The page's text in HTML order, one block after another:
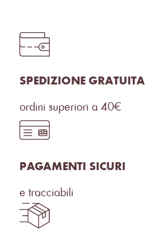
SPEDIZIONE GRATUITA
ordini superiori a 40€
PAGAMENTI SICURI
e tracciabili